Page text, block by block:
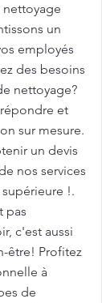
un
employés
des besoins
nettoyage?
et
sur mesure.
un devis
nos services
!.
pas
c'est aussi
être! Profitez
à
de